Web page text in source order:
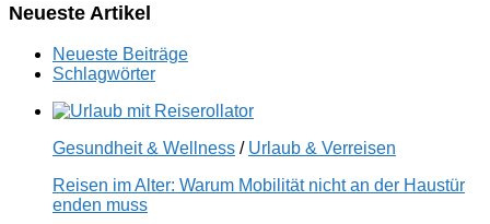
Neueste Artikel
Neueste Beiträge
Schlagwörter
Gesundheit & Wellness / Urlaub & Verreisen
Reisen im Alter: Warum Mobilität nicht an der Haustür
enden muss